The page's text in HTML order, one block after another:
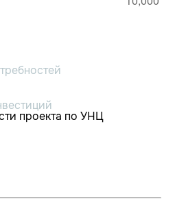
проекта по УНЦ